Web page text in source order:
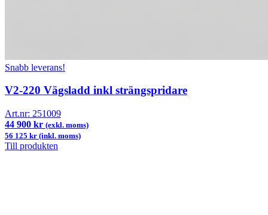
Snabb leverans!
V2-220 Vägsladd inkl strängspridare
Art.nr: 251009
44 900 kr (exkl. moms)
56 125 kr (inkl. moms)
Till produkten